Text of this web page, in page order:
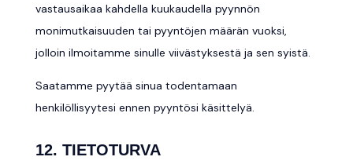
vastausaikaa kahdella kuukaudella pyynnön
monimutkaisuuden tai pyyntöjen määrän vuoksi,
jolloin ilmoitamme sinulle viivästyksestä ja sen syistä.
Saatamme pyytää sinua todentamaan
henkilöllisyytesi ennen pyyntösi käsittelyä.
12. TIETOTURVA